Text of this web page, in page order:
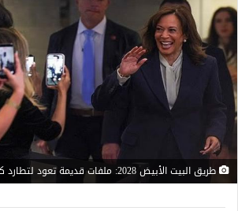
طريق البيت الأبيض 2028: ملفات قديمة تعود لتطارد كامالا هاريس